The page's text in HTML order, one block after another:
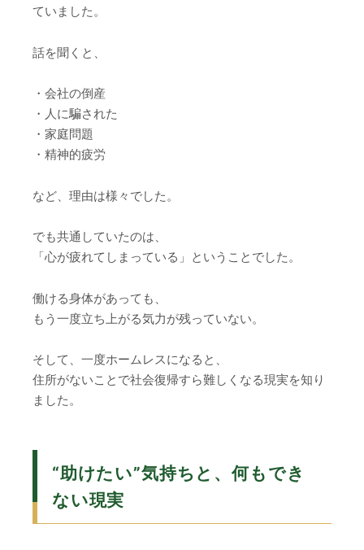
ていました。
話を聞くと、
・会社の倒産
・人に騙された
・家庭問題
・精神的疲労
など、理由は様々でした。
でも共通していたのは、
「心が疲れてしまっている」ということでした。
働ける身体があっても、
もう一度立ち上がる気力が残っていない。
そして、一度ホームレスになると、
住所がないことで社会復帰すら難しくなる現実を知り
ました。
“助けたい”気持ちと、何もでき
ない現実